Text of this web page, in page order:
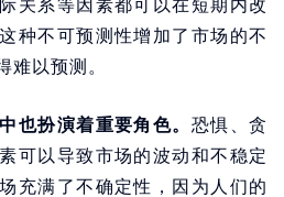
关系等因素都可以在短期内改
种不可预测性增加了市场的不
难以预测。
也扮演着重要角色。 恐惧、贪
可以导致市场的波动和不稳定
充满了不确定性，因为人们的